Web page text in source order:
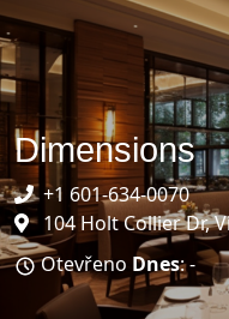
Dimensions
+1 601-634-0070
104 Holt Collier Dr,
Otevřeno Dnes: -